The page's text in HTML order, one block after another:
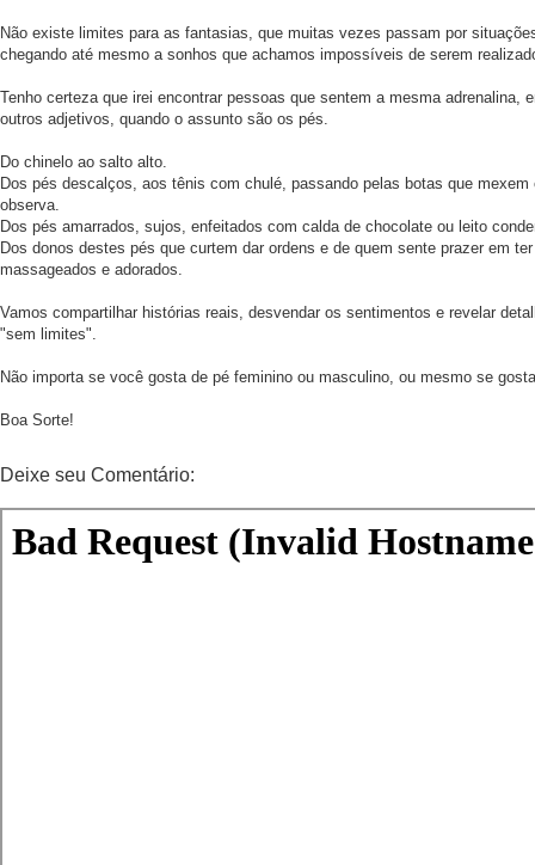
Não existe limites para as fantasias, que muitas vezes passam por
chegando até mesmo a sonhos que achamos impossíveis de serem
Tenho certeza que irei encontrar pessoas que sentem a mesma adrenalina,
outros adjetivos, quando o assunto são os pés.
Do chinelo ao salto alto.
Dos pés descalços, aos tênis com chulé, passando pelas botas que mexem
observa.
Dos pés amarrados, sujos, enfeitados com calda de chocolate ou leito
Dos donos destes pés que curtem dar ordens e de quem sente prazer em
massageados e adorados.
Vamos compartilhar histórias reais, desvendar os sentimentos e revelar
"sem limites".
Não importa se você gosta de pé feminino ou masculino, ou mesmo se
Boa Sorte!
Deixe seu Comentário: